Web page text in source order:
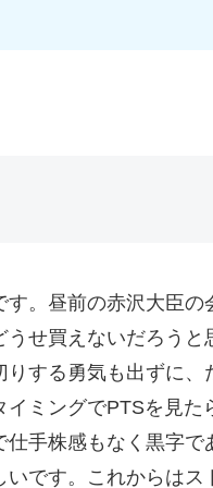
。昼前の赤沢大臣の
うせ買えないだろう
りする勇気も出ずに
ミングでPTSを見た
手株感もなく黒字
いです。これからは